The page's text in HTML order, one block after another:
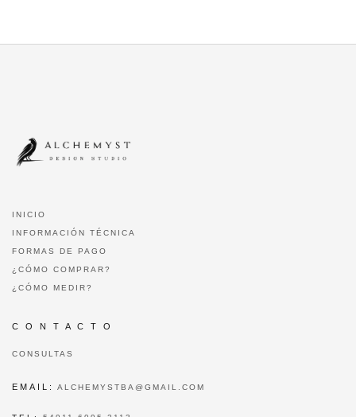
INICIO
INFORMACIÓN TÉCNICA
FORMAS DE PAGO
¿CÓMO COMPRAR?
¿CÓMO MEDIR?
C O N T A C T O
CONSULTAS
EMAIL: ALCHEMYSTBA@GMAIL.COM